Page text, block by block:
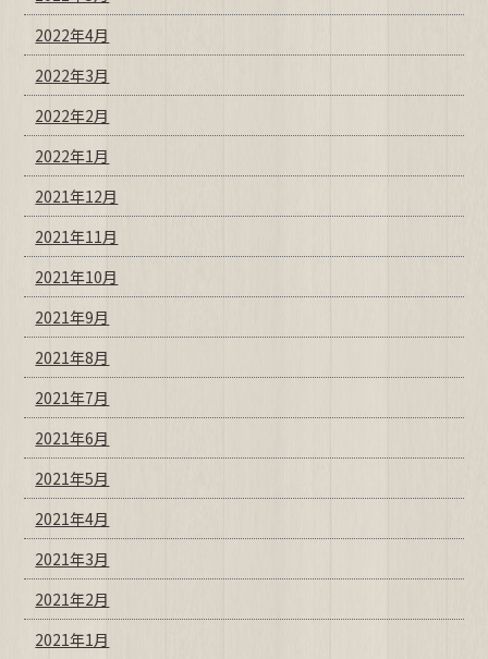
2022年4月
2022年3月
2022年2月
2022年1月
2021年12月
2021年11月
2021年10月
2021年9月
2021年8月
2021年7月
2021年6月
2021年5月
2021年4月
2021年3月
2021年2月
2021年1月